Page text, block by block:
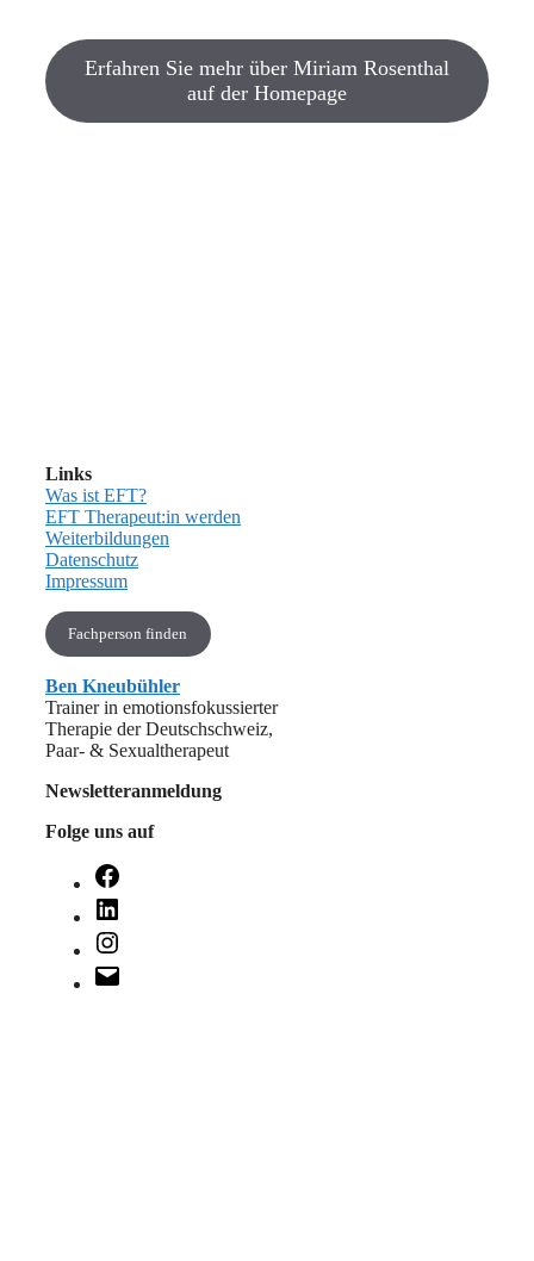
Erfahren Sie mehr über Miriam Rosenthal
auf der Homepage
Links
Was ist EFT?
EFT Therapeut:in werden
Weiterbildungen
Datenschutz
Impressum
Fachperson finden
Ben Kneubühler
Trainer in emotionsfokussierter
Therapie der Deutschschweiz,
Paar- & Sexualtherapeut
Newsletteranmeldung
Folge uns auf
Facebook
LinkedIn
Instagram
E-
Mail